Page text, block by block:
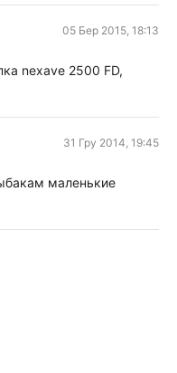
05 Бер 2015, 18:13
nexave 2500 FD,
31 Гру 2014, 19:45
маленькие